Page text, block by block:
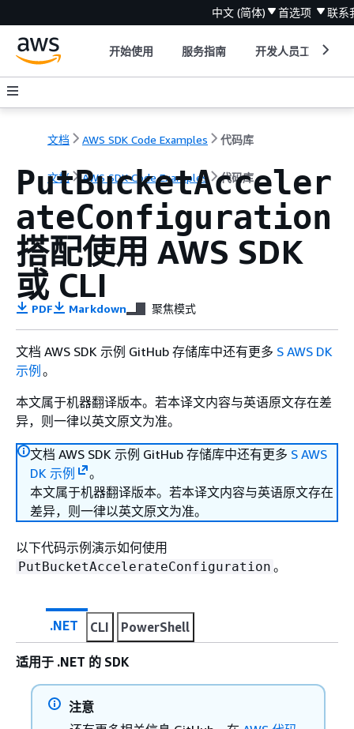
中文 (简体) 首选项 联系
开始使用 服务指南 开发人员工具
文档 AWS SDK Code Examples 代码库
文档 AWS SDK Code Examples 代码库
PutBucketAcceler
ateConfiguration
搭配使用 AWS SDK
或 CLI
PDF Markdown 聚焦模式
文档 AWS SDK 示例 GitHub 存储库中还有更多 S AWS DK
示例 。
本文属于机器翻译版本。若本译文内容与英语原文存在差
异，则一律以英文原文为准。
文档 AWS SDK 示例 GitHub 存储库中还有更多 S AWS
DK 示例
。
本文属于机器翻译版本。若本译文内容与英语原文存在
差异，则一律以英文原文为准。
以下代码示例演示如何使用
PutBucketAccelerateConfiguration 。
.NET CLI PowerShell
适用于 .NET 的 SDK
注意